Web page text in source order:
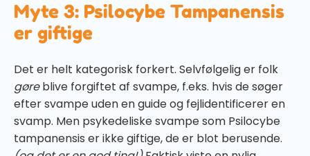
Myte 3: Psilocybe Tampanensis
er giftige
Det er helt kategorisk forkert. Selvfølgelig er folk
gøreblive forgiftet af svampe, f.eks. hvis de søger
efter svampe uden en guide og fejlidentificerer en
svamp. Men psykedeliske svampe som Psilocybe
tampanensis er ikke giftige, de er blot berusende.